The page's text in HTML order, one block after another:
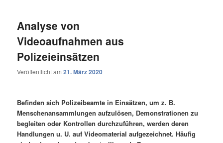
Analyse von
Videoaufnahmen aus
Polizeieinsätzen
Veröffentlicht am21. März 2020
Befinden sich Polizeibeamte in Einsätzen, um z. B.
Menschenansammlungen aufzulösen, Demonstrationen zu
begleiten oder Kontrollen durchzuführen, werden deren
Handlungen u. U. auf Videomaterial aufgezeichnet. Häufig